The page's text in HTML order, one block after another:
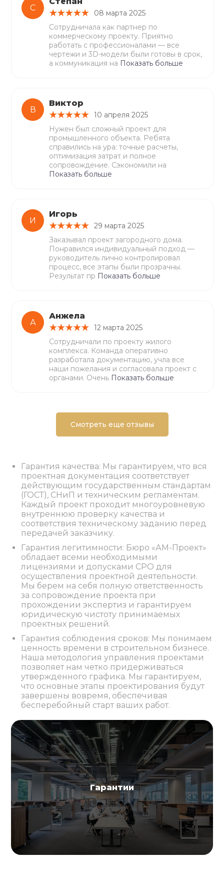
С
08 марта 2025
Сотрудничала как партнер по
коммерческому проекту. Приятно
работать с профессионалами — все
чертежи и 3D-модели были готовы в срок,
а коммуникация на Показать больше
В
Виктор
10 апреля 2025
Нужен был сложный проект для
промышленного объекта. Ребята
справились на ура: точные расчеты,
оптимизация затрат и полное
сопровождение. Сэкономили на
Показать больше
И
Игорь
29 марта 2025
Заказывал проект загородного дома.
Понравился индивидуальный подход —
руководитель лично контролировал
процесс, все этапы были прозрачны.
Результат пр Показать больше
А
Анжела
12 марта 2025
Сотрудничали по проекту жилого
комплекса. Команда оперативно
разработала документацию, учла все
наши пожелания и согласовала проект с
органами. Очень Показать больше
Смотреть еще отзывы
Гарантия качества: Мы гарантируем, что вся
проектная документация соответствует
действующим государственным стандартам
(ГОСТ), СНиП и техническим регламентам.
Каждый проект проходит многоуровневую
внутреннюю проверку качества и
соответствия техническому заданию перед
передачей заказчику.
Гарантия легитимности: Бюро «АМ-Проект»
обладает всеми необходимыми
лицензиями и допусками СРО для
осуществления проектной деятельности.
Мы берем на себя полную ответственность
за сопровождение проекта при
прохождении экспертиз и гарантируем
юридическую чистоту принимаемых
проектных решений.
Гарантия соблюдения сроков: Мы понимаем
ценность времени в строительном бизнесе.
Наша методология управления проектами
позволяет нам четко придерживаться
утвержденного графика. Мы гарантируем,
что основные этапы проектирования будут
завершены вовремя, обеспечивая
бесперебойный старт ваших работ.
Гарантии